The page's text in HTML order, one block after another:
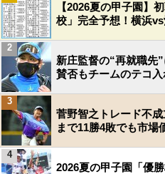
【2026夏の甲子園】
校」完全予想！横浜
新庄監督の“再就職先
賛否もチームのテコ
2
菅野智之トレード不
まで11勝4敗でも市場
3
2026夏の甲子園「優
4